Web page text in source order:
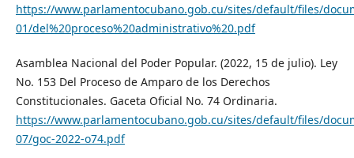
https://www.parlamentocubano.gob.cu/sites/default/files/
01/del%20proceso%20administrativo%20.pdf
Asamblea Nacional del Poder Popular. (2022, 15 de julio). Ley
No. 153 Del Proceso de Amparo de los Derechos
Constitucionales. Gaceta Oficial No. 74 Ordinaria.
https://www.parlamentocubano.gob.cu/sites/default/files/
07/goc-2022-o74.pdf